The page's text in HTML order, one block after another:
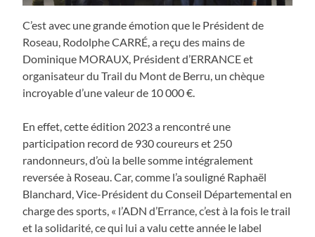
C’est avec une grande émotion que le Président de
Roseau, Rodolphe CARRÉ, a reçu des mains de
Dominique MORAUX, Président d’ERRANCE et
organisateur du Trail du Mont de Berru, un chèque
incroyable d’une valeur de 10 000 €.
En effet, cette édition 2023 a rencontré une
participation record de 930 coureurs et 250
randonneurs, d’où la belle somme intégralement
reversée à Roseau. Car, comme l’a souligné Raphaël
Blanchard, Vice-Président du Conseil Départemental en
charge des sports, « l’ADN d’Errance, c’est à la fois le trail
et la solidarité, ce qui lui a valu cette année le label